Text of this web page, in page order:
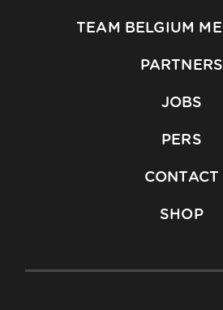
TEAM BELGIUM
PARTNERS
JOBS
PERS
CONTACT
SHOP